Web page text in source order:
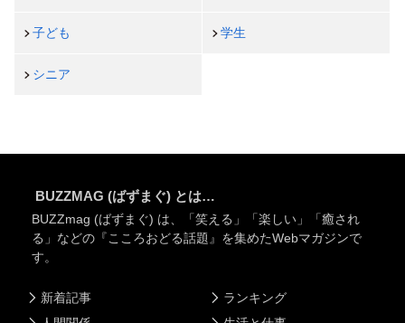
子ども 学生
シニア
BUZZMAG (ばずまぐ) とは…
BUZZmag (ばずまぐ) は、「笑える」「楽しい」「癒され
る」などの『こころおどる話題』を集めたWebマガジンで
す。
新着記事
ランキング